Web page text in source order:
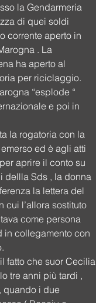
la Gendarmeria
di quei soldi
corrente aperto in
. La
ha aperto al
per riciclaggio.
“esplode “
e poi in
la rogatoria con la
ed è agli atti
aprire il conto su
dellla Sds , la donna
la lettera del
cui l’allora sostituto
come persona
in collegamento con
fatto che suor Cecilia
tre anni più tardi ,
quando i due